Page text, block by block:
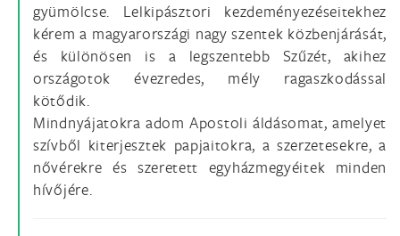
gyümölcse. Lelkipásztori kezdeményezéseitekhez
kérem a magyarországi nagy szentek közbenjárását,
és különösen is a legszentebb Szűzét, akihez
országotok évezredes, mély ragaszkodással
kötődik.
Mindnyájatokra adom Apostoli áldásomat, amelyet
szívből kiterjesztek papjaitokra, a szerzetesekre, a
nővérekre és szeretett egyházmegyéitek minden
hívőjére.